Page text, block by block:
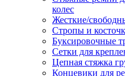
колес
Жесткие/
Стропы и
Буксировочные
Сетки для
Цепная стяжка
Концевики для